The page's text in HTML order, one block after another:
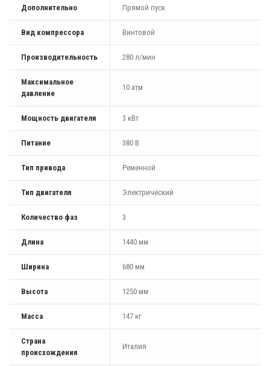
Дополнительно Прямой пуск
Вид компрессора Винтовой
Производительность 280 л/мин
Максимальное
давление
10 атм
Мощность двигателя 3 кВт
Питание 380 В
Тип привода Ременной
Тип двигателя Электрический
Количество фаз 3
Длина 1440 мм
Ширина 680 мм
Высота 1250 мм
Масса 147 кг
Страна
происхождения
Италия